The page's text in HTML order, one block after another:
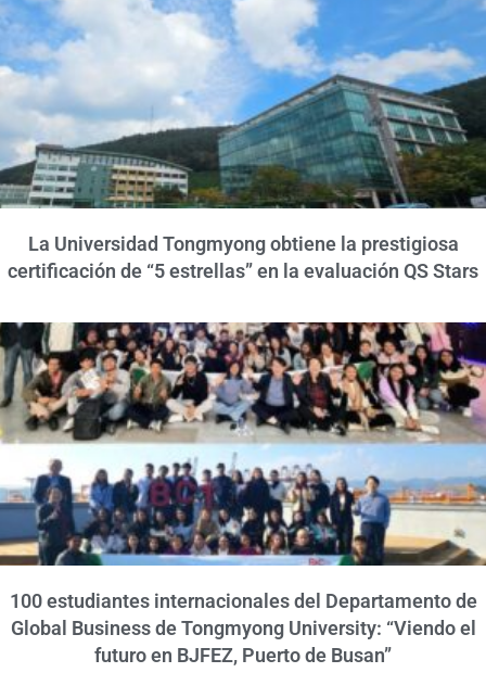
La Universidad Tongmyong obtiene la prestigiosa
certificación de “5 estrellas” en la evaluación QS Stars
100 estudiantes internacionales del Departamento de
Global Business de Tongmyong University: “Viendo el
futuro en BJFEZ, Puerto de Busan”